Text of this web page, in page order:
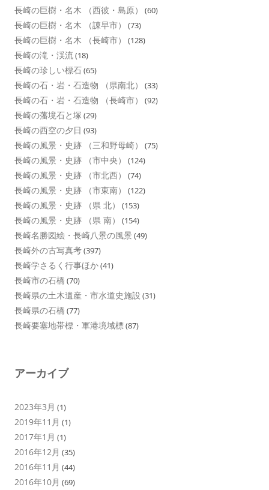
長崎の巨樹・名木 （西彼・島原） (60)
長崎の巨樹・名木 （諌早市） (73)
長崎の巨樹・名木 （長崎市） (128)
長崎の滝・渓流(18)
長崎の珍しい標石(65)
長崎の石・岩・石造物 （県南北） (33)
長崎の石・岩・石造物 （長崎市） (92)
長崎の藩境石と塚 (29)
長崎の西空の夕日 (93)
長崎の風景・史跡 （三和野母崎） (75)
長崎の風景・史跡 （市中央） (124)
長崎の風景・史跡 （市北西） (74)
長崎の風景・史跡 （市東南） (122)
長崎の風景・史跡 （県 北） (153)
長崎の風景・史跡 （県 南） (154)
長崎名勝図絵・長崎八景の風景 (49)
長崎外の古写真考(397)
長崎学さるく行事ほか(41)
長崎市の石橋 (70)
長崎県の土木遺産・市水道史施設 (31)
長崎県の石橋 (77)
長崎要塞地帯標・軍港境域標(87)
アーカイブ
2023年3月 (1)
2019年11月 (1)
2017年1月 (1)
2016年12月 (35)
2016年11月 (44)
2016年10月 (69)